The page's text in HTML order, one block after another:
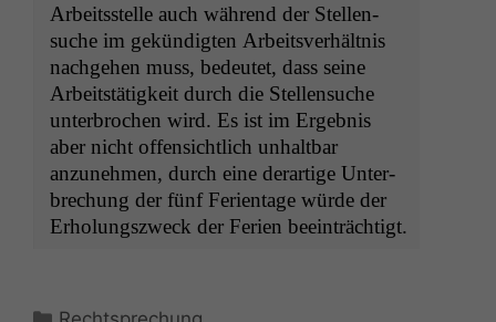
Arbeitsstelle auch während der Stel­len­
suche im gekündigten Arbeitsver­hält­nis
nachge­hen muss, bedeutet, dass seine
Arbeit­stätigkeit durch die Stel­len­suche
unter­brochen wird. Es ist im Ergeb­nis
aber nicht offen­sichtlich unhalt­bar
anzunehmen, durch eine der­ar­tige Unter­
brechung der fünf Feri­en­t­age würde der
Erhol­ungszweck der Ferien beeinträchtigt.
Kategorien